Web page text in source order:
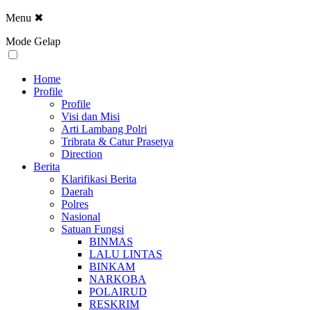
Menu ✖
Mode Gelap
Home
Profile
Profile
Visi dan Misi
Arti Lambang Polri
Tribrata & Catur Prasetya
Direction
Berita
Klarifikasi Berita
Daerah
Polres
Nasional
Satuan Fungsi
BINMAS
LALU LINTAS
BINKAM
NARKOBA
POLAIRUD
RESKRIM